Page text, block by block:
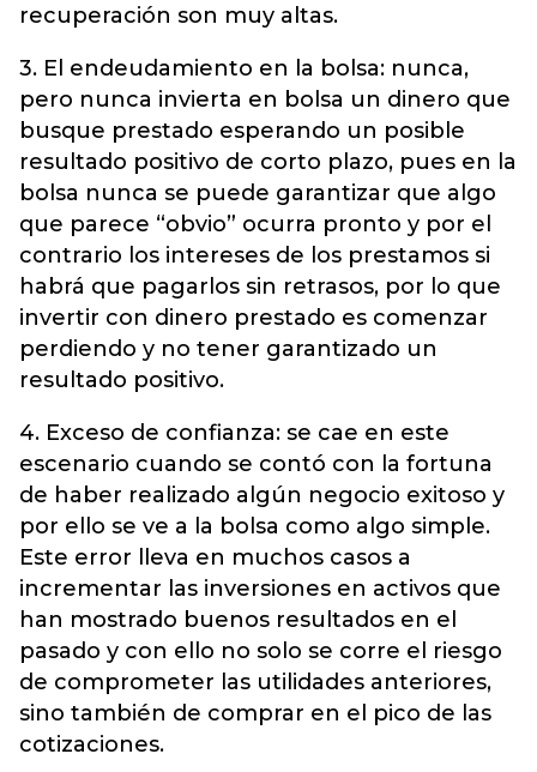
recuperación son muy altas.
3. El endeudamiento en la bolsa: nunca,
pero nunca invierta en bolsa un dinero que
busque prestado esperando un posible
resultado positivo de corto plazo, pues en la
bolsa nunca se puede garantizar que algo
que parece “obvio” ocurra pronto y por el
contrario los intereses de los prestamos si
habrá que pagarlos sin retrasos, por lo que
invertir con dinero prestado es comenzar
perdiendo y no tener garantizado un
resultado positivo.
4. Exceso de confianza: se cae en este
escenario cuando se contó con la fortuna
de haber realizado algún negocio exitoso y
por ello se ve a la bolsa como algo simple.
Este error lleva en muchos casos a
incrementar las inversiones en activos que
han mostrado buenos resultados en el
pasado y con ello no solo se corre el riesgo
de comprometer las utilidades anteriores,
sino también de comprar en el pico de las
cotizaciones.